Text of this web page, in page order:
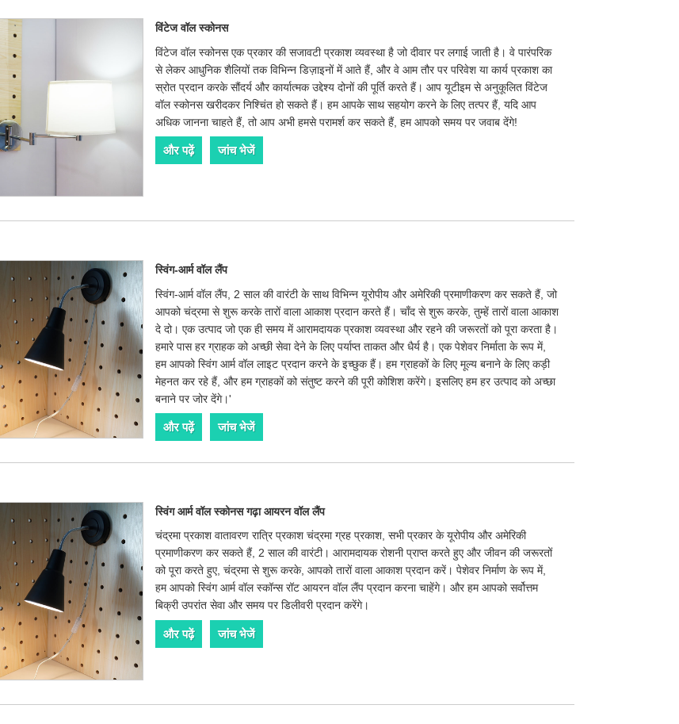
विंटेज वॉल स्कोनस
विंटेज वॉल स्कोनस एक प्रकार की सजावटी प्रकाश व्यवस्था है जो दीवार पर लगाई जाती है। वे पारंपरिक
से लेकर आधुनिक शैलियों तक विभिन्न डिज़ाइनों में आते हैं, और वे आम तौर पर परिवेश या कार्य प्रकाश का
स्रोत प्रदान करके सौंदर्य और कार्यात्मक उद्देश्य दोनों की पूर्ति करते हैं। आप यूटीइम से अनुकूलित विंटेज
वॉल स्कोनस खरीदकर निश्चिंत हो सकते हैं। हम आपके साथ सहयोग करने के लिए तत्पर हैं, यदि आप
अधिक जानना चाहते हैं, तो आप अभी हमसे परामर्श कर सकते हैं, हम आपको समय पर जवाब देंगे!
और पढ़ें जांच भेजें
स्विंग-आर्म वॉल लैंप
स्विंग-आर्म वॉल लैंप, 2 साल की वारंटी के साथ विभिन्न यूरोपीय और अमेरिकी प्रमाणीकरण कर सकते हैं, जो
आपको चंद्रमा से शुरू करके तारों वाला आकाश प्रदान करते हैं। चाँद से शुरू करके, तुम्हें तारों वाला आकाश
दे दो। एक उत्पाद जो एक ही समय में आरामदायक प्रकाश व्यवस्था और रहने की जरूरतों को पूरा करता है।
हमारे पास हर ग्राहक को अच्छी सेवा देने के लिए पर्याप्त ताकत और धैर्य है। एक पेशेवर निर्माता के रूप में,
हम आपको स्विंग आर्म वॉल लाइट प्रदान करने के इच्छुक हैं। हम ग्राहकों के लिए मूल्य बनाने के लिए कड़ी
मेहनत कर रहे हैं, और हम ग्राहकों को संतुष्ट करने की पूरी कोशिश करेंगे। इसलिए हम हर उत्पाद को अच्छा
बनाने पर जोर देंगे।'
और पढ़ें जांच भेजें
स्विंग आर्म वॉल स्कोनस गढ़ा आयरन वॉल लैंप
चंद्रमा प्रकाश वातावरण रात्रि प्रकाश चंद्रमा ग्रह प्रकाश, सभी प्रकार के यूरोपीय और अमेरिकी
प्रमाणीकरण कर सकते हैं, 2 साल की वारंटी। आरामदायक रोशनी प्राप्त करते हुए और जीवन की जरूरतों
को पूरा करते हुए, चंद्रमा से शुरू करके, आपको तारों वाला आकाश प्रदान करें। पेशेवर निर्माण के रूप में,
हम आपको स्विंग आर्म वॉल स्कॉन्स रॉट आयरन वॉल लैंप प्रदान करना चाहेंगे। और हम आपको सर्वोत्तम
बिक्री उपरांत सेवा और समय पर डिलीवरी प्रदान करेंगे।
और पढ़ें जांच भेजें